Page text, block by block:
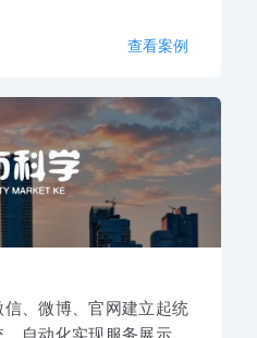
查看案例
、微博、官网建立起统